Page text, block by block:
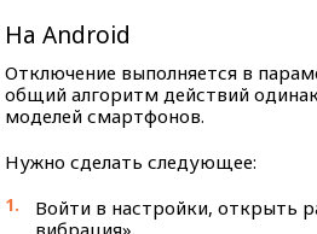
На Android
Отключение выполняется в
общий алгоритм действий
моделей смартфонов.
Нужно сделать следующее:
Войти в настройки, открыть
вибрация».